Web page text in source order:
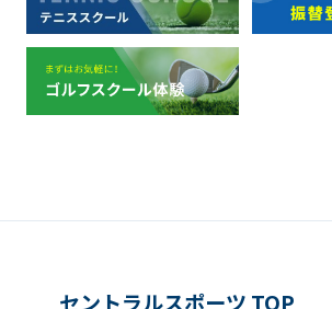
セントラルスポーツ TOP